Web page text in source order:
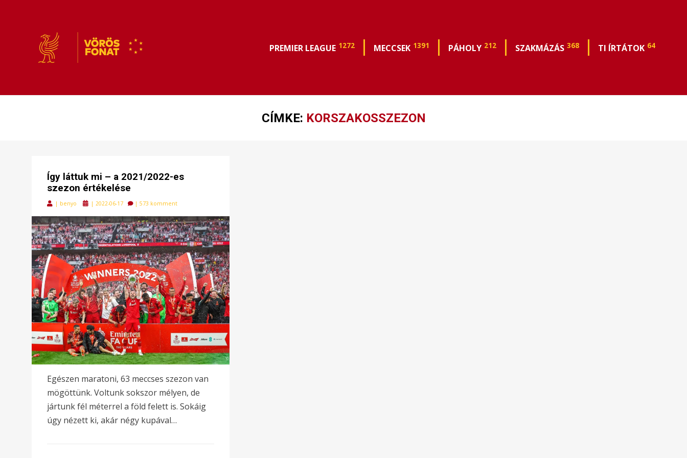
PREMIER LEAGUE 1272 MECCSEK 1391 PÁHOLY 212 SZAKMÁZÁS 368 TI ÍRTÁTOK 64
CÍMKE: KORSZAKOSSZEZON
Így láttuk mi – a 2021/2022-es
szezon értékelése
| benyo
Posted
| 2022-06-17 | 573 komment
Egészen maratoni, 63 meccses szezon van
mögöttünk. Voltunk sokszor mélyen, de
jártunk fél méterrel a föld felett is. Sokáig
úgy nézett ki, akár négy kupával…